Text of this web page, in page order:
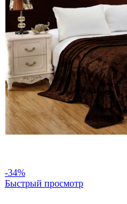
-34%
Быстрый просмотр